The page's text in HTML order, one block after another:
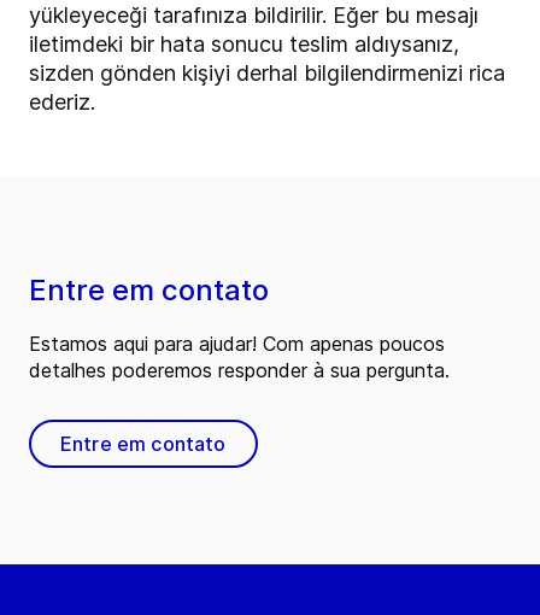
yükleyeceği tarafınıza bildirilir. Eğer bu mesajı
iletimdeki bir hata sonucu teslim aldıysanız,
sizden gönden kişiyi derhal bilgilendirmenizi rica
ederiz.
Entre em contato
Estamos aqui para ajudar! Com apenas poucos
detalhes poderemos responder à sua pergunta.
Entre em contato